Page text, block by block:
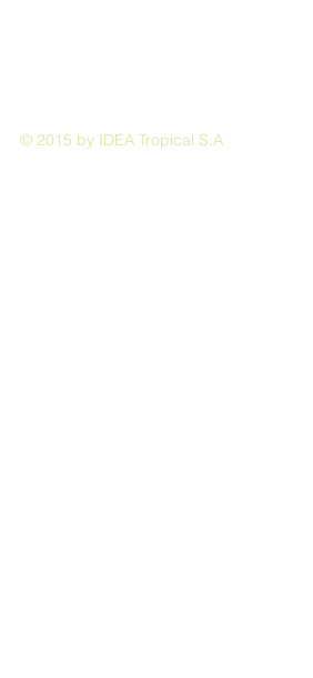
© 2015 by IDEA Tropical S.A